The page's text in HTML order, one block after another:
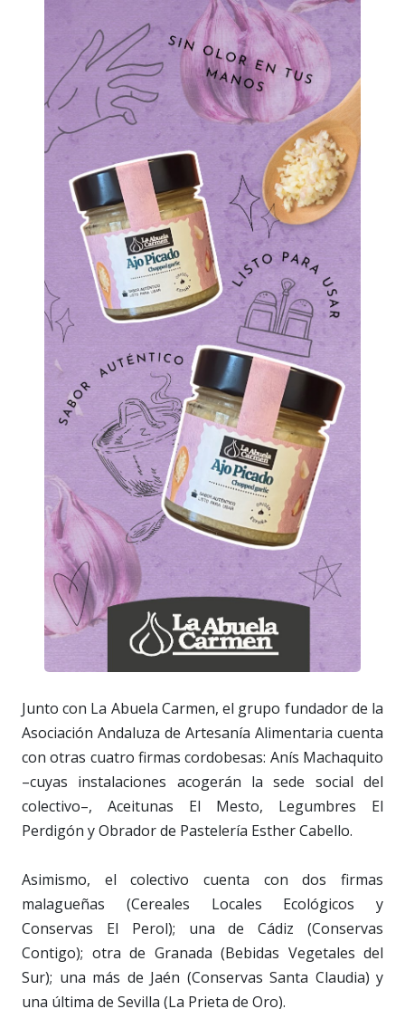
Junto con La Abuela Carmen, el grupo fundador de la
Asociación Andaluza de Artesanía Alimentaria cuenta
con otras cuatro firmas cordobesas: Anís Machaquito
–cuyas instalaciones acogerán la sede social del
colectivo–, Aceitunas El Mesto, Legumbres El
Perdigón y Obrador de Pastelería Esther Cabello.
Asimismo, el colectivo cuenta con dos firmas
malagueñas (Cereales Locales Ecológicos y
Conservas El Perol); una de Cádiz (Conservas
Contigo); otra de Granada (Bebidas Vegetales del
Sur); una más de Jaén (Conservas Santa Claudia) y
una última de Sevilla (La Prieta de Oro).